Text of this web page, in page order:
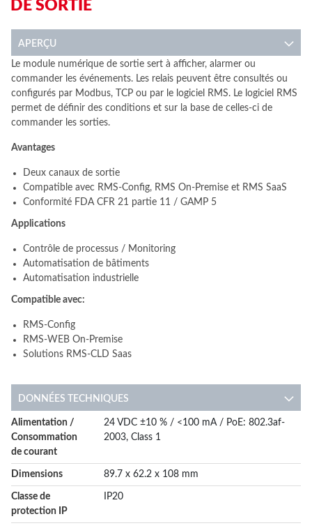
DE SORTIE
APERÇU
Le module numérique de sortie sert à afficher, alarmer ou
commander les événements. Les relais peuvent être consultés ou
configurés par Modbus, TCP ou par le logiciel RMS. Le logiciel RMS
permet de définir des conditions et sur la base de celles-ci de
commander les sorties.
Avantages
Deux canaux de sortie
Compatible avec RMS-Config, RMS On-Premise et RMS SaaS
Conformité FDA CFR 21 partie 11 / GAMP 5
Applications
Contrôle de processus / Monitoring
Automatisation de bâtiments
Automatisation industrielle
Compatible avec:
RMS-Config
RMS-WEB On-Premise
Solutions RMS-CLD Saas
DONNÉES TECHNIQUES
More
Information
Alimentation /
Consommation
de courant
24 VDC ±10 % / <100 mA / PoE: 802.3af-
2003, Class 1
Dimensions 89.7 x 62.2 x 108 mm
Classe de
protection IP
IP20